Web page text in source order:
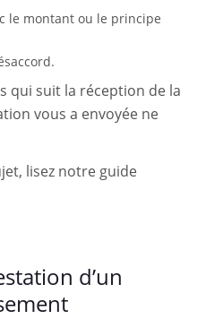
le montant ou le principe
qui suit la réception de la
vous a envoyée ne
lisez notre guide
d’un